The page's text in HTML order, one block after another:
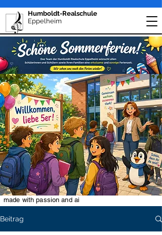
Humboldt-Realschule
Eppelheim
made with passion and ai
Beitrag